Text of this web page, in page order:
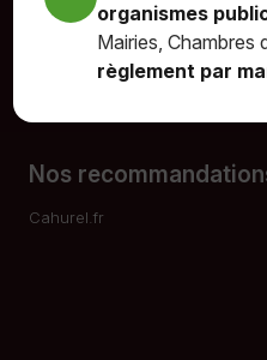
Nos
Cahurel.fr
organismes
Mairies, Chambres
règlement par